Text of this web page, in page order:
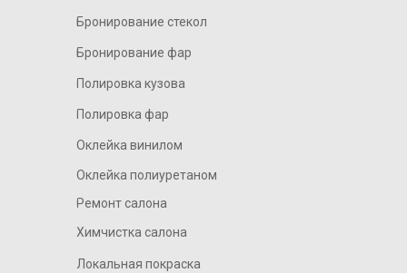
Бронирование стекол
Бронирование фар
Локальная покраска
Оклейка винилом
Оклейка полиуретаном
Химчистка салона
Полировка кузова
Полировка фар
Ремонт салона